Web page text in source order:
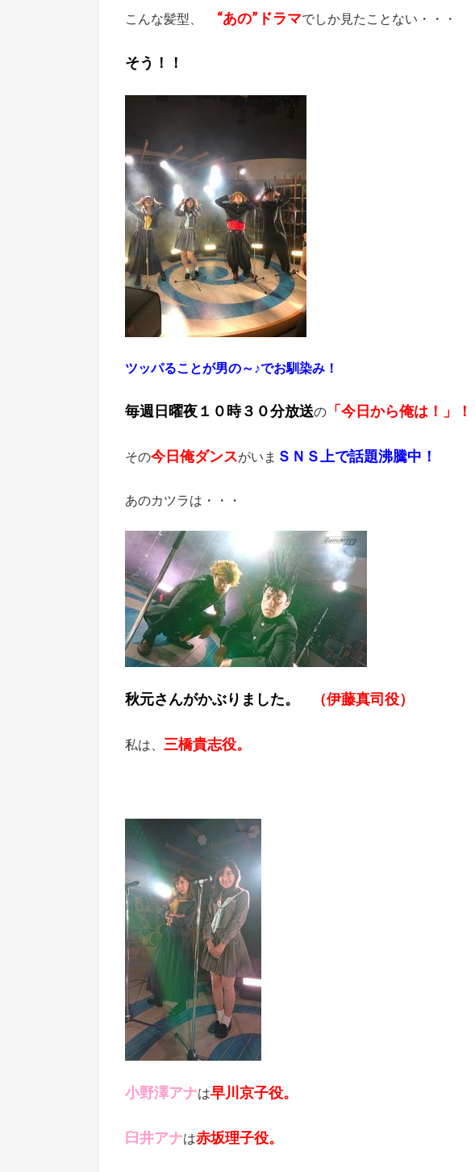
こんな髪型、 “あの”ドラマでしか見たことない・・・
そう！！
ツッパることが男の～♪でお馴染み！
毎週日曜夜１０時３０分放送の 「今日から俺は！」！
その今日俺ダンスがいま ＳＮＳ上で話題沸騰中！
あのカツラは・・・
秋元さんがかぶりました。 （伊藤真司役）
私は、 三橋貴志役。
小野澤アナは早川京子役。
臼井アナは赤坂理子役。